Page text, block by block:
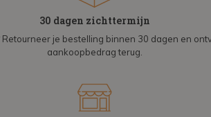
30 dagen zichttermijn
Retourneer je bestelling binnen 30 dagen en
aankoopbedrag terug.